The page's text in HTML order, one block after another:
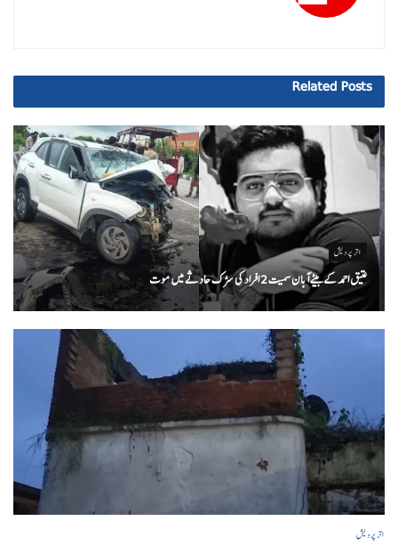
Related Posts
اتر پردیش
عتیق احمد کے بیٹے آبان سمیت 2 افراد کی سڑک حادثے میں موت
اتر پردیش